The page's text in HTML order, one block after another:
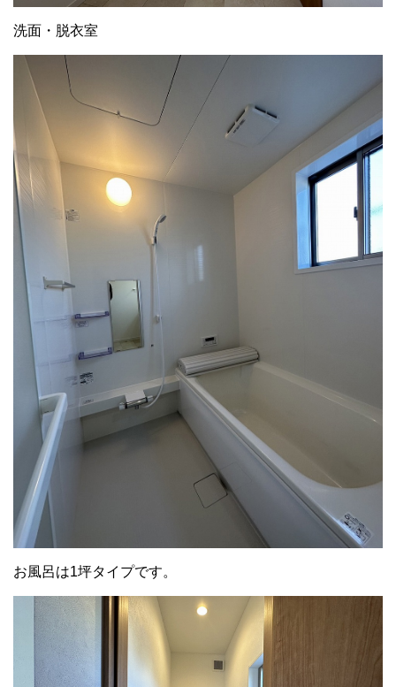
洗面・脱衣室
お風呂は1坪タイプです。